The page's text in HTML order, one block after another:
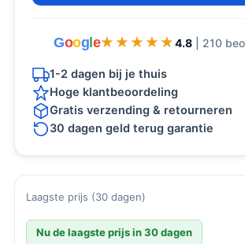
Goog e★★★★★
★★★★★ 4.8 | 210
1-2 dagen bij je thuis
Hoge klantbeoordeling
Gratis verzending & retourneren
30 dagen geld terug garantie
Laagste prijs (30 dagen)
Nu de laagste prijs in 30 dagen